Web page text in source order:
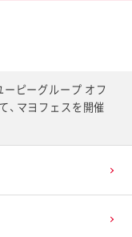
ーピーグループ オフ
、マヨフェスを開催